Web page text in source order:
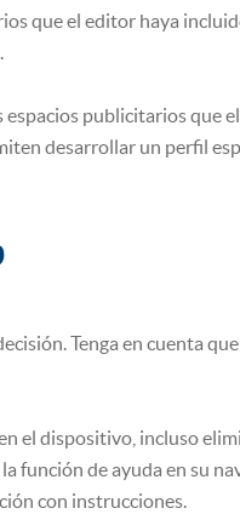
que el editor haya
publicitarios que
desarrollar un perfil
Tenga en cuenta
el dispositivo, incluso
función de ayuda en su
con instrucciones.